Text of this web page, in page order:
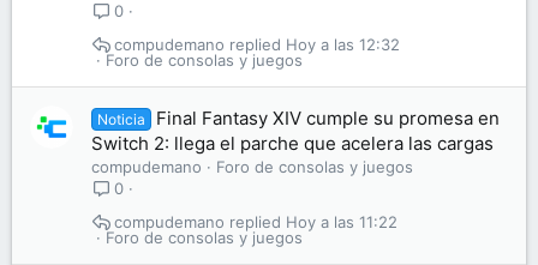
0
Foro de consolas y juegos
Hoy a las 12:32
compudemano
Noticia
Final Fantasy XIV cumple su promesa en
Switch 2: llega el parche que acelera las cargas
compudemano
Foro de consolas y juegos
0
Foro de consolas y juegos
Hoy a las 11:22
compudemano